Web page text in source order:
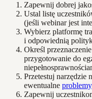
Zapewnij dobrej
Ustal listę
(jeśli webinar jest
Wybierz platformę
i odpowiednią
Określ
przygotowanie do
Przetestuj narzędzie
ewentualne problemy
Zapewnij